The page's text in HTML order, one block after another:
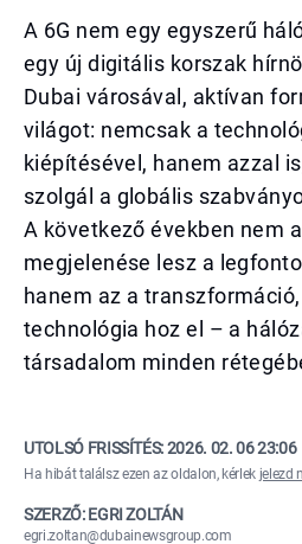
A 6G nem egy egyszerű
egy új digitális korszak
Dubai városával, aktívan
világot: nemcsak a
kiépítésével, hanem azzal
szolgál a globális
A következő években nem
megjelenése lesz a
hanem az a
technológia hoz el – a
társadalom minden
UTOLSÓ FRISSÍTÉS:2026. 02. 06 23:06
Ha hibát találsz ezen az oldalon, kérlek jelezd
SZERZŐ: EGRI ZOLTÁN
egri.zoltan@dubainewsgroup.com